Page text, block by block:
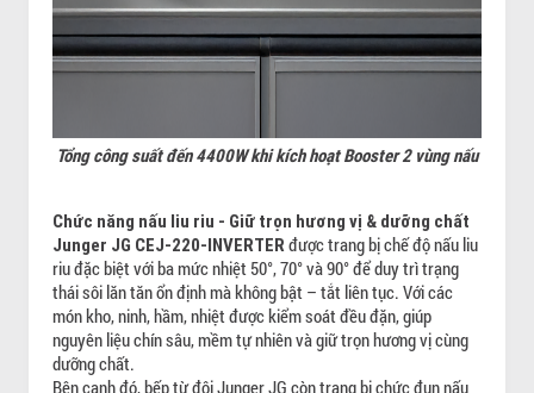
Tổng công suất đến 4400W khi kích hoạt Booster 2 vùng nấu
Chức năng nấu liu riu - Giữ trọn hương vị & dưỡng chất
Junger JG CEJ-220-INVERTER được trang bị chế độ nấu liu
riu đặc biệt với ba mức nhiệt 50°, 70° và 90° để duy trì trạng
thái sôi lăn tăn ổn định mà không bật – tắt liên tục. Với các
món kho, ninh, hầm, nhiệt được kiểm soát đều đặn, giúp
nguyên liệu chín sâu, mềm tự nhiên và giữ trọn hương vị cùng
dưỡng chất.
Bên cạnh đó, bếp từ đôi Junger JG còn trang bị chức đun nấu